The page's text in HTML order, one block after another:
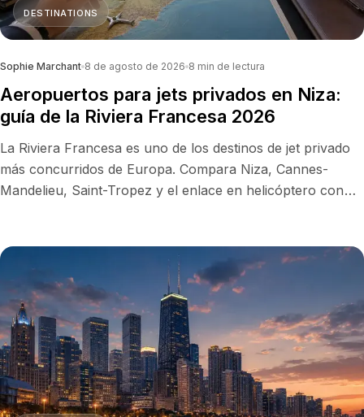
DESTINATIONS
Sophie Marchant 8 de agosto de 2026 8 min de lectura
Aeropuertos para jets privados en Niza:
guía de la Riviera Francesa 2026
La Riviera Francesa es uno de los destinos de jet privado
más concurridos de Europa. Compara Niza, Cannes-
Mandelieu, Saint-Tropez y el enlace en helicóptero con